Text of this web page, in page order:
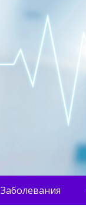
Заболевания